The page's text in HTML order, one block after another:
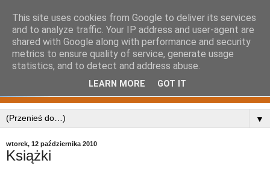
▼
wtorek, 12 października 2010
Książki
This site uses cookies from Google to deliver its services
and to analyze traffic. Your IP address and user-agent are
shared with Google along with performance and security
metrics to ensure quality of service, generate usage
statistics, and to detect and address abuse.
LEARN MORE GOT IT